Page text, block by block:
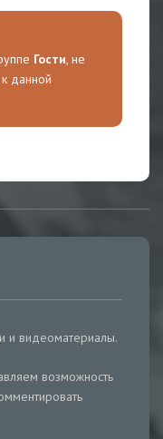
Гости, не
данной
и видеоматериалы.
возможность